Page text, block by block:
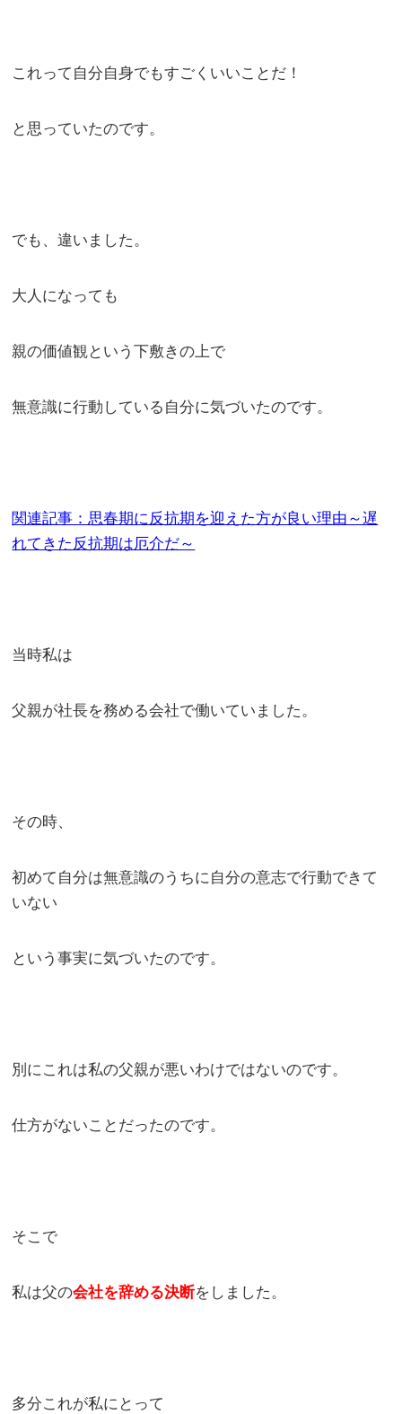
これって自分自身でもすごくいいことだ！
と思っていたのです。
でも、違いました。
大人になっても
親の価値観という下敷きの上で
無意識に行動している自分に気づいたのです。
関連記事：思春期に反抗期を迎えた方が良い理由～遅
れてきた反抗期は厄介だ～
当時私は
父親が社長を務める会社で働いていました。
その時、
初めて自分は無意識のうちに自分の意志で行動できて
いない
という事実に気づいたのです。
別にこれは私の父親が悪いわけではないのです。
仕方がないことだったのです。
そこで
私は父の会社を辞める決断をしました。
多分これが私にとって